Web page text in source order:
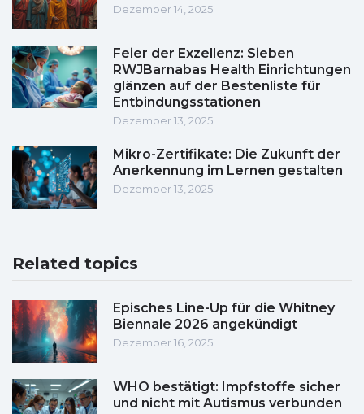
Dezember 14, 2025
Feier der Exzellenz: Sieben
RWJBarnabas Health Einrichtungen
glänzen auf der Bestenliste für
Entbindungsstationen
Dezember 13, 2025
Mikro-Zertifikate: Die Zukunft der
Anerkennung im Lernen gestalten
Dezember 13, 2025
Related topics
Episches Line-Up für die Whitney
Biennale 2026 angekündigt
Dezember 16, 2025
WHO bestätigt: Impfstoffe sicher
und nicht mit Autismus verbunden